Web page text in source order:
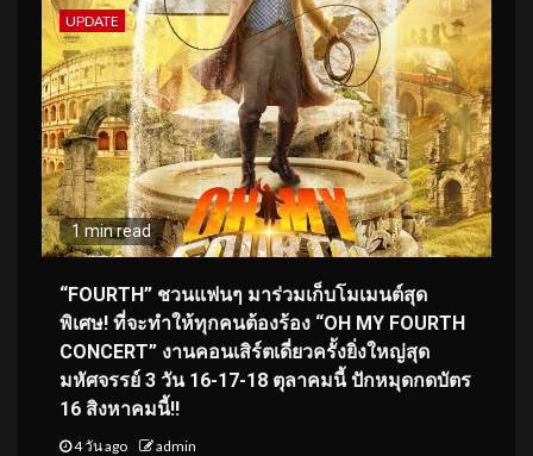
UPDATE
1 min read
“FOURTH” ชวนแฟนๆ มาร่วมเก็บโมเมนต์สุด
พิเศษ! ที่จะทำให้ทุกคนต้องร้อง “OH MY FOURTH
CONCERT” งานคอนเสิร์ตเดี่ยวครั้งยิ่งใหญ่สุด
มหัศจรรย์ 3 วัน 16-17-18 ตุลาคมนี้ ปักหมุดกดบัตร
16 สิงหาคมนี้!!
4 วัน ago admin